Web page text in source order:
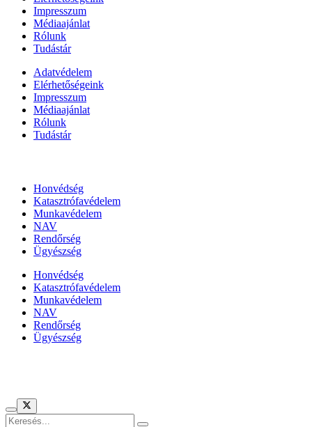
Impresszum
Médiaajánlat
Rólunk
Tudástár
Adatvédelem
Elérhetőségeink
Impresszum
Médiaajánlat
Rólunk
Tudástár
Honvédség
Katasztrófavédelem
Munkavédelem
NAV
Rendőrség
Ügyészség
Honvédség
Katasztrófavédelem
Munkavédelem
NAV
Rendőrség
Ügyészség